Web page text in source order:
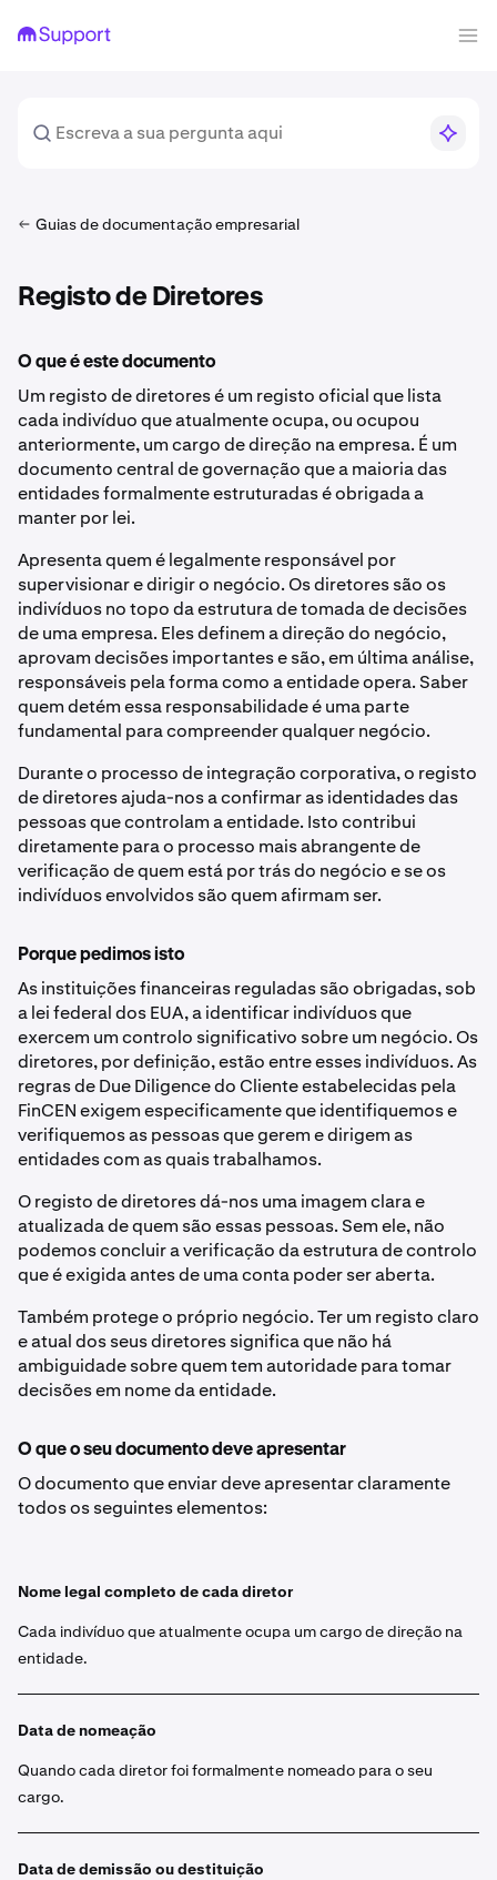
Guias de documentação empresarial
Registo de Diretores
O que é este documento
Um registo de diretores é um registo oficial que lista
cada indivíduo que atualmente ocupa, ou ocupou
anteriormente, um cargo de direção na empresa. É um
documento central de governação que a maioria das
entidades formalmente estruturadas é obrigada a
manter por lei.
Apresenta quem é legalmente responsável por
supervisionar e dirigir o negócio. Os diretores são os
indivíduos no topo da estrutura de tomada de decisões
de uma empresa. Eles definem a direção do negócio,
aprovam decisões importantes e são, em última análise,
responsáveis pela forma como a entidade opera. Saber
quem detém essa responsabilidade é uma parte
fundamental para compreender qualquer negócio.
Durante o processo de integração corporativa, o registo
de diretores ajuda-nos a confirmar as identidades das
pessoas que controlam a entidade. Isto contribui
diretamente para o processo mais abrangente de
verificação de quem está por trás do negócio e se os
indivíduos envolvidos são quem afirmam ser.
Porque pedimos isto
As instituições financeiras reguladas são obrigadas, sob
a lei federal dos EUA, a identificar indivíduos que
exercem um controlo significativo sobre um negócio. Os
diretores, por definição, estão entre esses indivíduos. As
regras de Due Diligence do Cliente estabelecidas pela
FinCEN exigem especificamente que identifiquemos e
verifiquemos as pessoas que gerem e dirigem as
entidades com as quais trabalhamos.
O registo de diretores dá-nos uma imagem clara e
atualizada de quem são essas pessoas. Sem ele, não
podemos concluir a verificação da estrutura de controlo
que é exigida antes de uma conta poder ser aberta.
Também protege o próprio negócio. Ter um registo claro
e atual dos seus diretores significa que não há
ambiguidade sobre quem tem autoridade para tomar
decisões em nome da entidade.
O que o seu documento deve apresentar
O documento que enviar deve apresentar claramente
todos os seguintes elementos:
Nome legal completo de cada diretor
Cada indivíduo que atualmente ocupa um cargo de direção na
entidade.
Data de nomeação
Quando cada diretor foi formalmente nomeado para o seu
cargo.
Data de demissão ou destituição